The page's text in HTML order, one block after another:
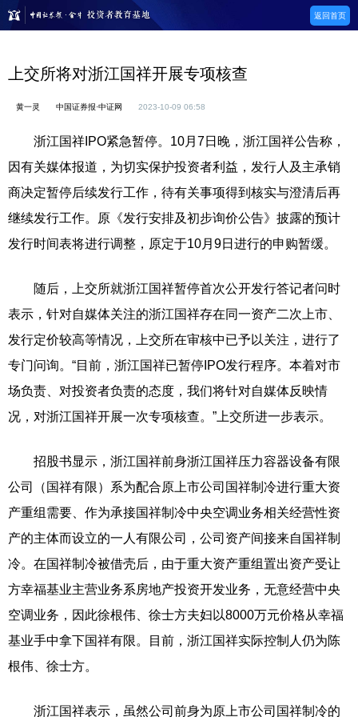
返回首页
上交所将对浙江国祥开展专项核查
黄一灵 中国证券报·中证网 2023-10-09 06:58
浙江国祥IPO紧急暂停。10月7日晚，浙江国祥公告称，
因有关媒体报道，为切实保护投资者利益，发行人及主承销
商决定暂停后续发行工作，待有关事项得到核实与澄清后再
继续发行工作。原《发行安排及初步询价公告》披露的预计
发行时间表将进行调整，原定于10月9日进行的申购暂缓。
随后，上交所就浙江国祥暂停首次公开发行答记者问时
表示，针对自媒体关注的浙江国祥存在同一资产二次上市、
发行定价较高等情况，上交所在审核中已予以关注，进行了
专门问询。“目前，浙江国祥已暂停IPO发行程序。本着对市
场负责、对投资者负责的态度，我们将针对自媒体反映情
况，对浙江国祥开展一次专项核查。”上交所进一步表示。
招股书显示，浙江国祥前身浙江国祥压力容器设备有限
公司（国祥有限）系为配合原上市公司国祥制冷进行重大资
产重组需要、作为承接国祥制冷中央空调业务相关经营性资
产的主体而设立的一人有限公司，公司资产间接来自国祥制
冷。在国祥制冷被借壳后，由于重大资产重组置出资产受让
方幸福基业主营业务系房地产投资开发业务，无意经营中央
空调业务，因此徐根伟、徐士方夫妇以8000万元价格从幸福
基业手中拿下国祥有限。目前，浙江国祥实际控制人仍为陈
根伟、徐士方。
浙江国祥表示，虽然公司前身为原上市公司国祥制冷的